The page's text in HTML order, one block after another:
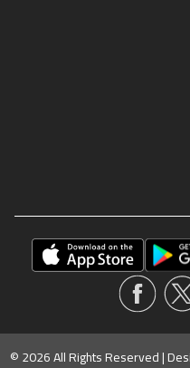
© 2026 All Rights Reserved |